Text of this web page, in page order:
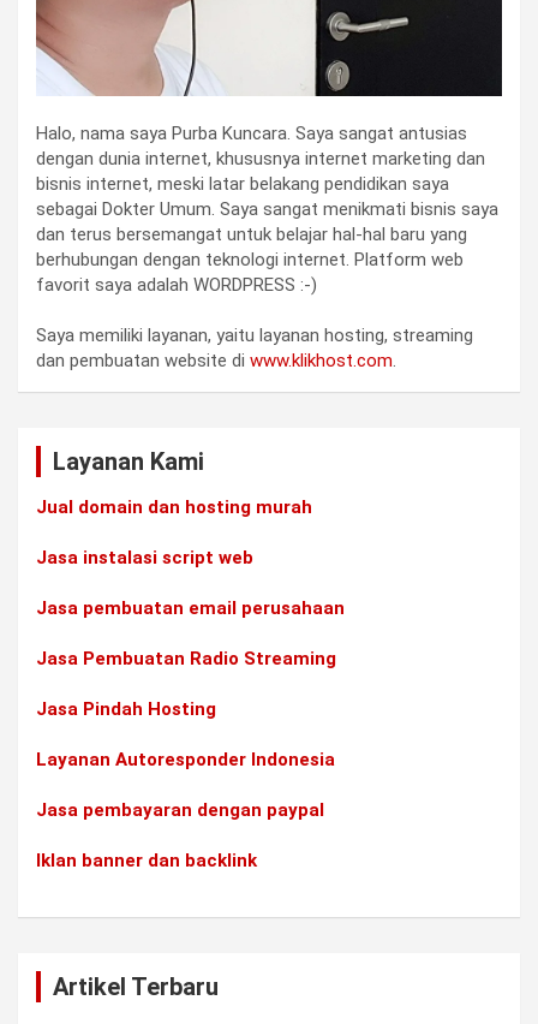
Halo, nama saya Purba Kuncara. Saya sangat antusias
dengan dunia internet, khususnya internet marketing dan
bisnis internet, meski latar belakang pendidikan saya
sebagai Dokter Umum. Saya sangat menikmati bisnis saya
dan terus bersemangat untuk belajar hal-hal baru yang
berhubungan dengan teknologi internet. Platform web
favorit saya adalah WORDPRESS :-)
Saya memiliki layanan, yaitu layanan hosting, streaming
dan pembuatan website di www.klikhost.com.
Layanan Kami
Jual domain dan hosting murah
Jasa instalasi script web
Jasa pembuatan email perusahaan
Jasa Pembuatan Radio Streaming
Jasa Pindah Hosting
Layanan Autoresponder Indonesia
Jasa pembayaran dengan paypal
Iklan banner dan backlink
Artikel Terbaru